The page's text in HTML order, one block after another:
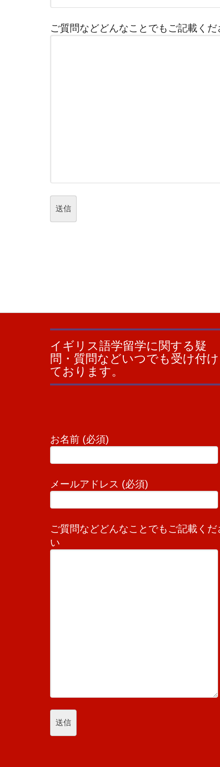
ご質問などどんなことでもご記載くだ
イギリス語学留学に関する疑
問・質問などいつでも受け付け
ております。
お名前 (必須)
メールアドレス (必須)
ご質問などどんなことでもご記載くだ
い